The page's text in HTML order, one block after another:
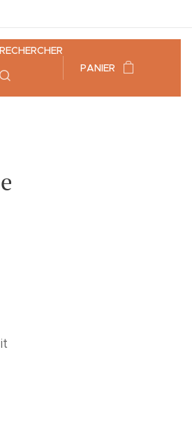
RECHERCHER
PANIER